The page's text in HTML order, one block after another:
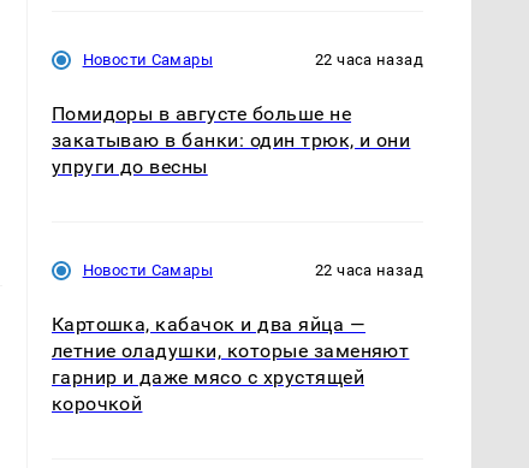
Новости Самары 22 часа назад
Помидоры в августе больше не
закатываю в банки: один трюк, и они
упруги до весны
Новости Самары 22 часа назад
Картошка, кабачок и два яйца —
летние оладушки, которые заменяют
гарнир и даже мясо с хрустящей
корочкой